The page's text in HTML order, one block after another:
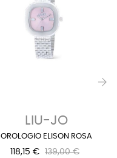
LIU-JO
OROLOGIO ELISON ROSA
118,15 € 139,00 €